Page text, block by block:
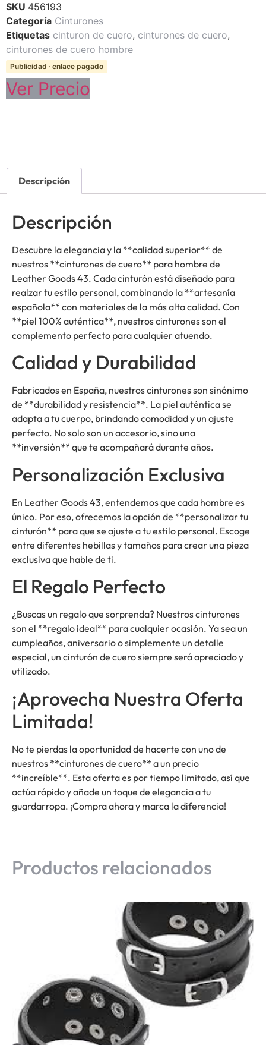
SKU 456193
Categoría Cinturones
Etiquetas cinturon de cuero, cinturones de cuero,
cinturones de cuero hombre
Publicidad · enlace pagado
Ver Precio
Descripción
Descripción
Descubre la elegancia y la **calidad superior** de
nuestros **cinturones de cuero** para hombre de
Leather Goods 43. Cada cinturón está diseñado para
realzar tu estilo personal, combinando la **artesanía
española** con materiales de la más alta calidad. Con
**piel 100% auténtica**, nuestros cinturones son el
complemento perfecto para cualquier atuendo.
Calidad y Durabilidad
Fabricados en España, nuestros cinturones son sinónimo
de **durabilidad y resistencia**. La piel auténtica se
adapta a tu cuerpo, brindando comodidad y un ajuste
perfecto. No solo son un accesorio, sino una
**inversión** que te acompañará durante años.
Personalización Exclusiva
En Leather Goods 43, entendemos que cada hombre es
único. Por eso, ofrecemos la opción de **personalizar tu
cinturón** para que se ajuste a tu estilo personal. Escoge
entre diferentes hebillas y tamaños para crear una pieza
exclusiva que hable de ti.
El Regalo Perfecto
¿Buscas un regalo que sorprenda? Nuestros cinturones
son el **regalo ideal** para cualquier ocasión. Ya sea un
cumpleaños, aniversario o simplemente un detalle
especial, un cinturón de cuero siempre será apreciado y
utilizado.
¡Aprovecha Nuestra Oferta
Limitada!
No te pierdas la oportunidad de hacerte con uno de
nuestros **cinturones de cuero** a un precio
**increíble**. Esta oferta es por tiempo limitado, así que
actúa rápido y añade un toque de elegancia a tu
guardarropa. ¡Compra ahora y marca la diferencia!
Productos relacionados